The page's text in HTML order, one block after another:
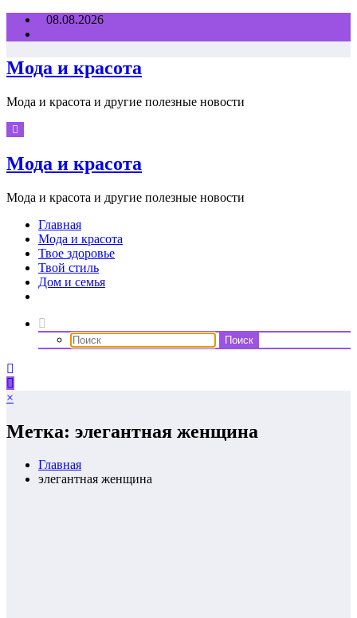
Перейти08.08.2026
Мода и красота
Мода и красота и другие полезные новости
Мода и красота
Мода и красота и другие полезные новости
Главная
Мода и красота
Твое здоровье
Твой стиль
Дом и семья
×
Метка: элегантная женщина
Главная
элегантная женщина